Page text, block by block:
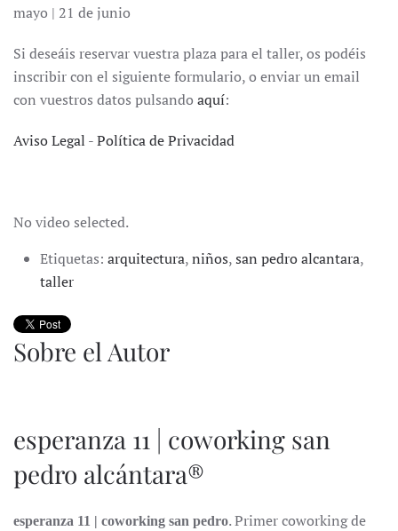
mayo | 21 de junio
Si deseáis reservar vuestra plaza para el taller, os podéis
inscribir con el siguiente formulario, o enviar un email
con vuestros datos pulsando aquí:
Aviso Legal -Política de Privacidad
No video selected.
Etiquetas: arquitectura,niños,san pedro alcantara,
taller
Sobre el Autor
esperanza 11 | coworking san
pedro alcántara®
esperanza 11 | coworking san pedro. Primer coworking de